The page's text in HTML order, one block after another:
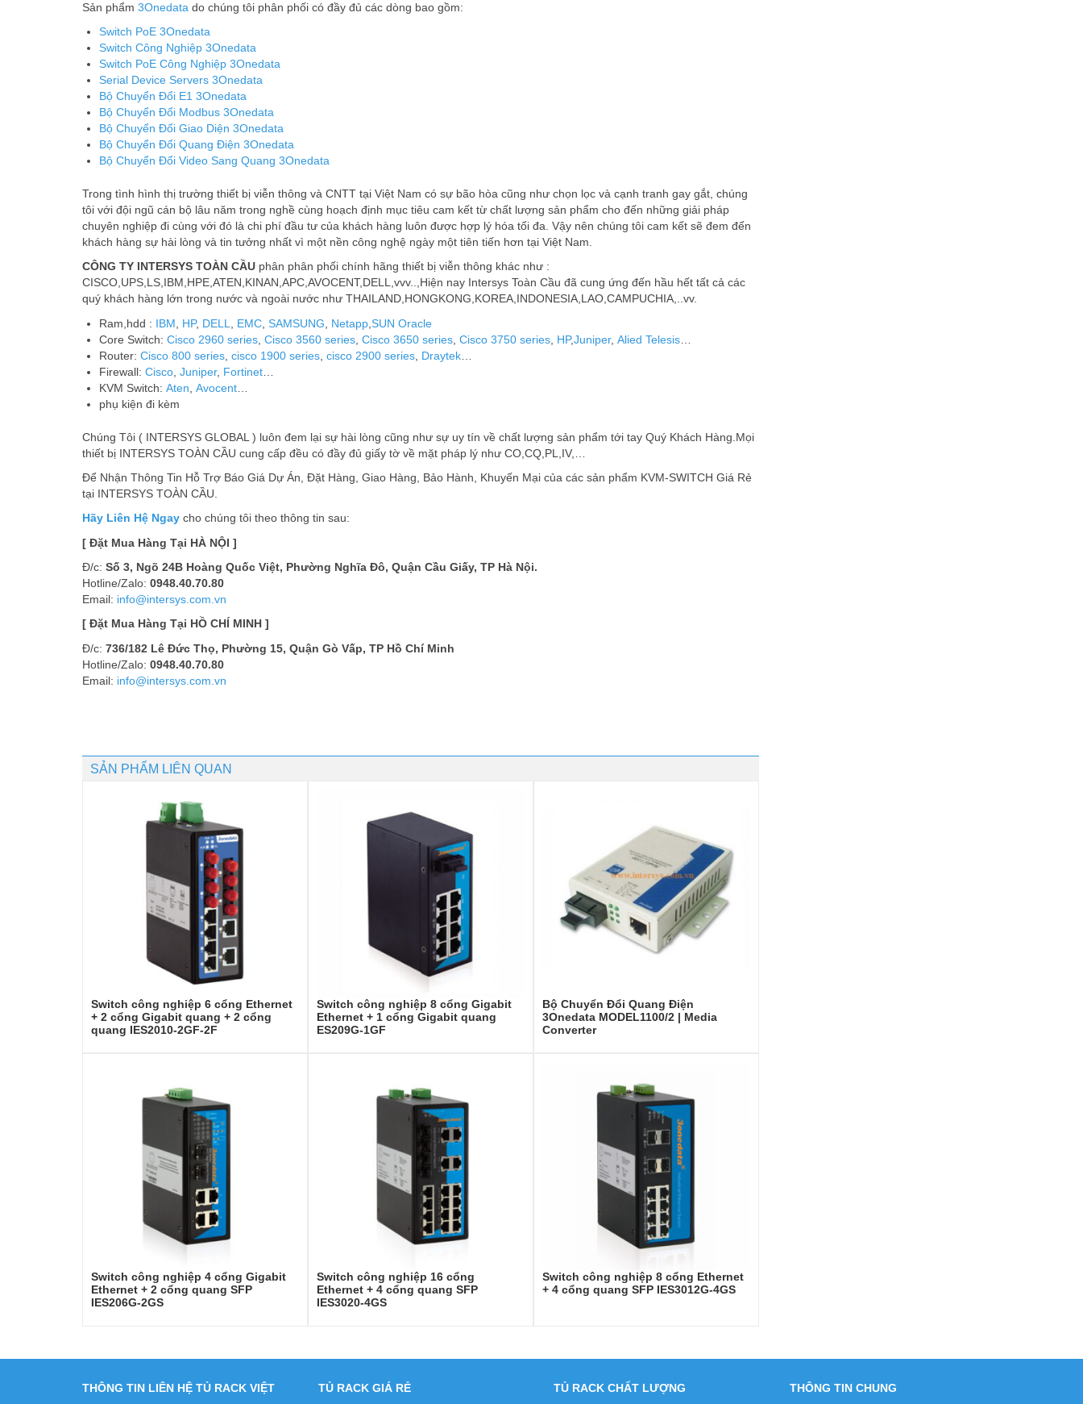
Sản phẩm 3Onedata do chúng tôi phân phối có đầy đủ các dòng bao gồm:
Switch PoE 3Onedata
Switch Công Nghiệp 3Onedata
Switch PoE Công Nghiệp 3Onedata
Serial Device Servers 3Onedata
Bộ Chuyển Đổi E1 3Onedata
Bộ Chuyển Đổi Modbus 3Onedata
Bộ Chuyển Đổi Giao Diện 3Onedata
Bộ Chuyển Đổi Quang Điện 3Onedata
Bộ Chuyển Đổi Video Sang Quang 3Onedata
Trong tình hình thị trường thiết bị viễn thông và CNTT tại Việt Nam có sự bão hòa cũng như chọn lọc và cạnh tranh gay gắt, chúng
tôi với đội ngũ cán bộ lâu năm trong nghề cùng hoạch định mục tiêu cam kết từ chất lượng sản phẩm cho đến những giải pháp
chuyên nghiệp đi cùng với đó là chi phí đầu tư của khách hàng luôn được hợp lý hóa tối đa. Vậy nên chúng tôi cam kết sẽ đem đến
khách hàng sự hài lòng và tin tưởng nhất vì một nền công nghệ ngày một tiên tiến hơn tại Việt Nam.
CÔNG TY INTERSYS TOÀN CẦU phân phân phối chính hãng thiết bị viễn thông khác như :
CISCO,UPS,LS,IBM,HPE,ATEN,KINAN,APC,AVOCENT,DELL,vvv..,Hiện nay Intersys Toàn Cầu đã cung ứng đến hầu hết tất cả các
quý khách hàng lớn trong nước và ngoài nước như THAILAND,HONGKONG,KOREA,INDONESIA,LAO,CAMPUCHIA,..vv.
Ram,hdd : IBM HP, DELL EMC, SAMSUNG Netapp, SUN Oracle
Core Switch: Cisco 2960 series, Cisco 3560 series, Cisco 3650 series, Cisco 3750 series, HP,Juniper, Alied Telesis…
Router: Cisco 800 series, cisco 1900 series, cisco 2900 series, Draytek…
Firewall: Cisco, Juniper, Fortinet…
KVM Switch: Aten Avocent…
phụ kiện đi kèm
Chúng Tôi ( INTERSYS GLOBAL ) luôn đem lại sự hài lòng cũng như sự uy tín về chất lượng sản phẩm tới tay Quý Khách Hàng.Mọi
thiết bị INTERSYS TOÀN CẦU cung cấp đều có đầy đủ giấy tờ về mặt pháp lý như CO,CQ,PL,IV,…
Để Nhận Thông Tin Hỗ Trợ Báo Giá Dự Án, Đặt Hàng, Giao Hàng, Bảo Hành, Khuyến Mại của các sản phẩm KVM-SWITCH Giá Rẻ
tại INTERSYS TOÀN CẦU.
Hãy Liên Hệ Ngay cho chúng tôi theo thông tin sau:
[ Đặt Mua Hàng Tại HÀ NỘI ]
Đ/c: Số 3, Ngõ 24B Hoàng Quốc Việt, Phường Nghĩa Đô, Quận Cầu Giấy, TP Hà Nội.
Hotline/Zalo: 0948.40.70.80
Email: info@intersys.com.vn
[ Đặt Mua Hàng Tại HỒ CHÍ MINH ]
Đ/c: 736/182 Lê Đức Thọ, Phường 15, Quận Gò Vấp, TP Hồ Chí Minh
Hotline/Zalo: 0948.40.70.80
Email: info@intersys.com.vn
SẢN PHẨM LIÊN QUAN
Switch công nghiệp 6 cổng Ethernet
+ 2 cổng Gigabit quang + 2 cổng
quang IES2010-2GF-2F
Switch công nghiệp 8 cổng Gigabit
Ethernet + 1 cổng Gigabit quang
ES209G-1GF
Bộ Chuyển Đổi Quang Điện
3Onedata MODEL1100/2 | Media
Converter
Switch công nghiệp 4 cổng Gigabit
Ethernet + 2 cổng quang SFP
IES206G-2GS
Switch công nghiệp 16 cổng
Ethernet + 4 cổng quang SFP
IES3020-4GS
Switch công nghiệp 8 cổng Ethernet
+ 4 cổng quang SFP IES3012G-4GS
THÔNG TIN LIÊN HỆ TỦ RACK VIỆT TỦ RACK GIÁ RẺ TỦ RACK CHẤT LƯỢNG THÔNG TIN CHUNG